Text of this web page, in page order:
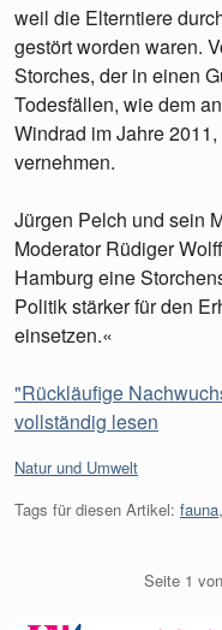
weil die Elterntiere
gestört worden waren.
Storches, der in einen
Todesfällen, wie dem
Windrad im Jahre
vernehmen.
Jürgen Pelch und sein
Moderator Rüdiger
Hamburg eine
Politik stärker für den
einsetzen.«
"Rückläufige
vollständig lesen
Kategorien:
Natur und Umwelt
Tags für diesen Artikel: fauna,
Seite 1